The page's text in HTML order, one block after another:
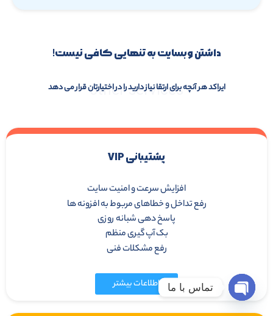
other services
داشتن وبسایت به تنهایی کافی نیست!
ایراکد هر آنچه برای ارتقا نیاز دارید را در اختیارتان قرار می دهد
پشتیبانی VIP
افزایش سرعت و امنیت سایت
رفع تداخل و خطاهای مربوط به افزونه ها
پاسخ دهی شبانه روزی
بک آپ گیری منظم
رفع مشکلات فنی
اطلاعات بیشتر تماس با ما
Open chaty